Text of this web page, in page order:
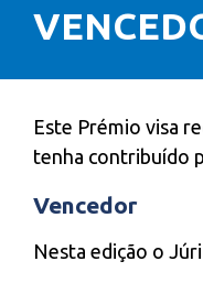
Este Prémio visa
tenha contribuído
Vencedor
Nesta edição o